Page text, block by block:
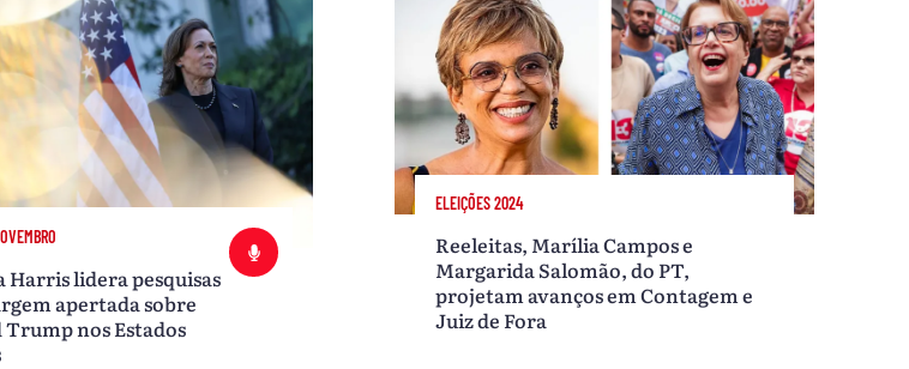
Harris lidera pesquisas
apertada sobre
Trump nos Estados
ELEIÇÕES 2024
Reeleitas, Marília Campos e
Margarida Salomão, do PT,
projetam avanços em Contagem e
Juiz de Fora